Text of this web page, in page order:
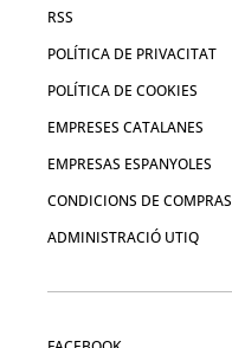
RSS
POLÍTICA DE PRIVACITAT
POLÍTICA DE COOKIES
EMPRESES CATALANES
EMPRESAS ESPANYOLES
CONDICIONS DE COMPRAS
ADMINISTRACIÓ UTIQ